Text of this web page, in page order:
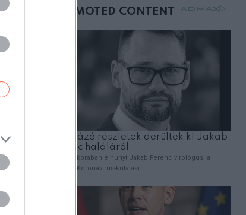
mellettem ült az első